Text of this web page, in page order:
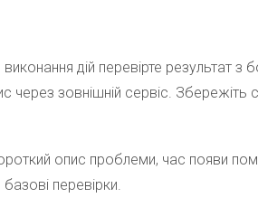
дій перевірте результат з
через зовнішній сервіс.
опис проблеми, час появи
перевірки.